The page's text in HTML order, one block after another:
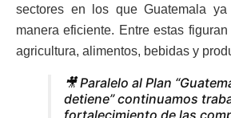
sectores en los que Guatemala
manera eficiente. Entre estas
agricultura, alimentos, bebidas y
🎥 Paralelo al Plan
detiene” continuamos